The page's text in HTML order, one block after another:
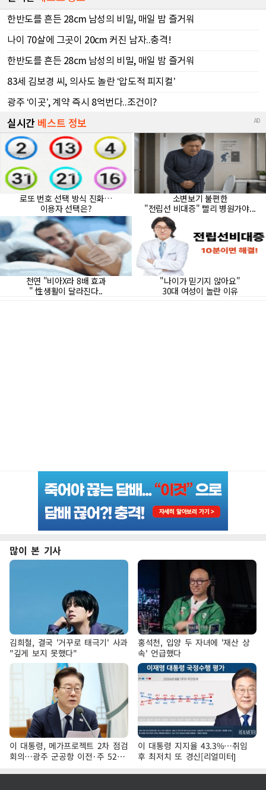
많이 본 기사
김희철, 결국 '거꾸로 태극기' 사과
"깊게 보지 못했다"
홍석천, 입양 두 자녀에 '재산 상
속' 언급했다
이 대통령, 메가프로젝트 2차 점검
회의…광주 군공항 이전·주 52시
간 예외 등 논의
이 대통령 지지율 43.3%…취임
후 최저치 또 경신[리얼미터]